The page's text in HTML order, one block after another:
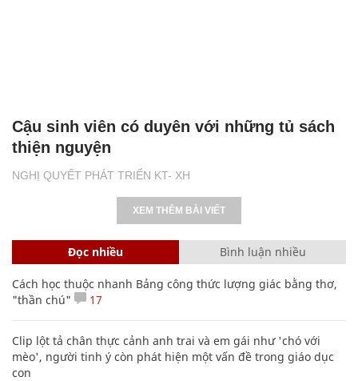
NGHỊ QUYẾT PHÁT TRIỂN KT- XH
Cậu sinh viên có duyên với những tủ sách
thiện nguyện
XEM THÊM BÀI VIẾT
Đọc nhiều Bình luận nhiều
Cách học thuộc nhanh Bảng công thức lượng giác bằng thơ,
"thần chú"
17
Clip lột tả chân thực cảnh anh trai và em gái như 'chó với
mèo', người tinh ý còn phát hiện một vấn đề trong giáo dục
con